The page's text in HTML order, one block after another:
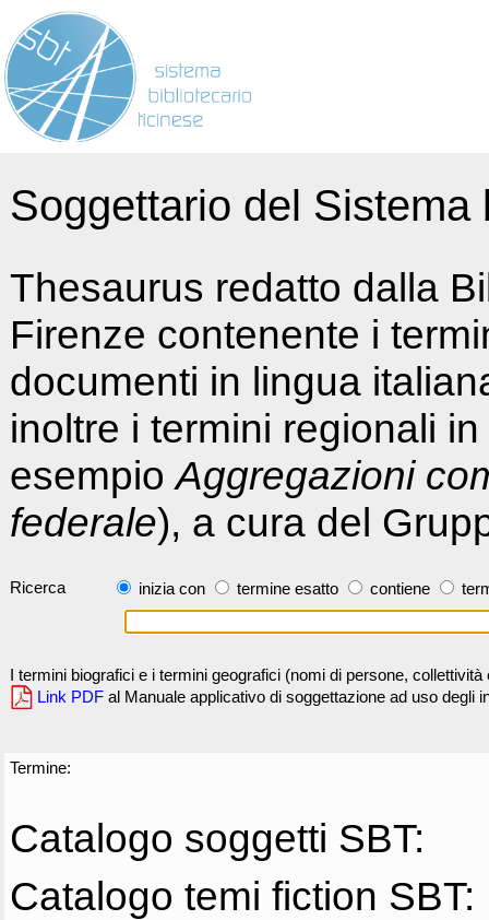
Soggettario del
Thesaurus redatto dalla
Firenze contenente i
documenti in lingua
inoltre i termini regionali
esempioAggregazioni
federale), a cura del
Ricerca inizia con termine esatto contiene
I termini biografici e i termini geografici (nomi di persone,
Link PDF al Manuale applicativo di soggettazione ad uso degli
Termine:
Catalogo soggetti SBT:
Catalogo temi fiction SBT: